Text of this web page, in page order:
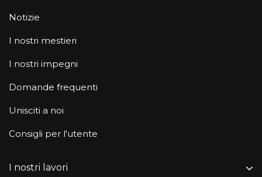
Notizie
I nostri mestieri
I nostri impegni
Domande frequenti
Unisciti a noi
Consigli per l'utente
I nostri lavori